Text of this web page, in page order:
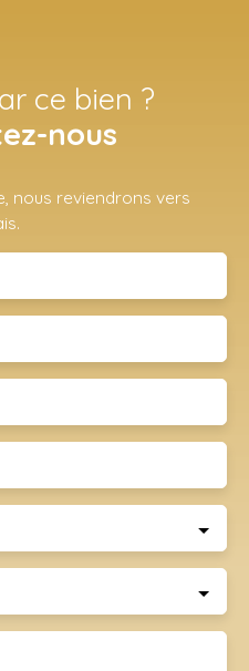
ce bien ?
nous
nous reviendrons vers